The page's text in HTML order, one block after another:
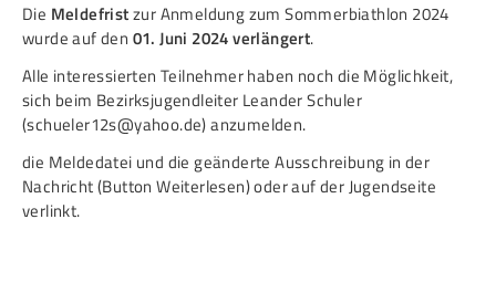
Die Meldefristzur Anmeldung zum Sommerbiathlon 2024
wurde auf den 01. Juni 2024 verlängert.
Alle interessierten Teilnehmer haben noch die Möglichkeit,
sich beim Bezirksjugendleiter Leander Schuler
(schueler12s@yahoo.de) anzumelden.
die Meldedatei und die geänderte Ausschreibung in der
Nachricht (Button Weiterlesen) oder auf der Jugendseite
verlinkt.
Referenten
Ehrungen
Service
Schützen­­museum
SPORT
Schützensport
JUGEND